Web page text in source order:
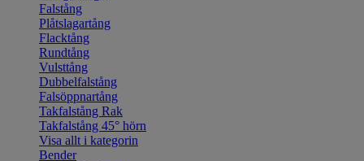
Falstång
Plåtslagartång
Flacktång
Rundtång
Vulsttång
Dubbelfalstång
Falsöppnartång
Takfalstång Rak
Takfalstång 45° hörn
Visa allt i kategorin
Bender